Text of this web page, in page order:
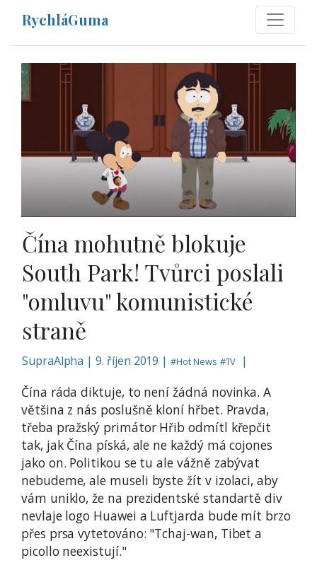
RychláGuma
Čína mohutně blokuje
South Park! Tvůrci poslali
"omluvu" komunistické
straně
SupraAlpha |9. říjen 2019 |#Hot News #TV |
Čína ráda diktuje, to není žádná novinka. A
většina z nás poslušně kloní hřbet. Pravda,
třeba pražský primátor Hřib odmítl křepčit
tak, jak Čína píská, ale ne každý má cojones
jako on. Politikou se tu ale vážně zabývat
nebudeme, ale museli byste žít v izolaci, aby
vám uniklo, že na prezidentské standartě div
nevlaje logo Huawei a Luftjarda bude mít brzo
přes prsa vytetováno: "Tchaj-wan, Tibet a
picollo neexistují."